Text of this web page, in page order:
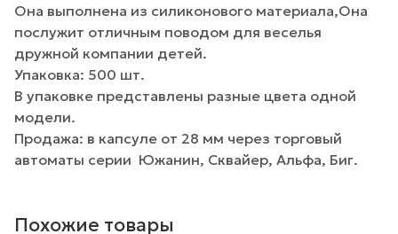
Она выполнена из силиконового материала,Она
послужит отличным поводом для веселья
дружной компании детей.
Упаковка: 500 шт.
В упаковке представлены разные цвета одной
модели.
Продажа: в капсуле от 28 мм через торговый
автоматы серии Южанин, Сквайер, Альфа, Биг.
Похожие товары